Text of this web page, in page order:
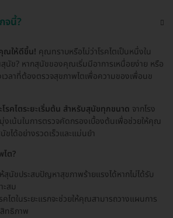
จนี้?
ณให้ดีขึ้น! คุณทราบหรือไม่ว่าโรคไตเป็นหนึ่งใน
ข? หากสุนัขของคุณเริ่มมีอาการเหนื่อยง่าย หรือ
ลาที่ต้องตรวจสุขภาพไตเพื่อความของเพื่อนข
รคไตระยะเริ่มต้น สำหรับสุนัขทุกขนาด จากโรง
เน้นในการตรวจคัดกรองเบื้องต้นเพื่อช่วยให้คุณ
ได้อย่างรวดเร็วและแม่นยำ
ไต?
ห้สุนัขประสบปัญหาสุขภาพร้ายแรงได้หากไม่ได้รับ
ะสม
คไตในระยะแรกจะช่วยให้คุณสามารถวางแผนการ
ทธิภาพ